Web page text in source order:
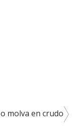
molva en crudo